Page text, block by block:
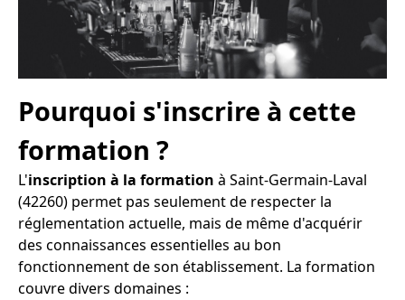
Pourquoi s'inscrire à cette
formation ?
L'inscription à la formation à Saint-Germain-Laval
(42260) permet pas seulement de respecter la
réglementation actuelle, mais de même d'acquérir
des connaissances essentielles au bon
fonctionnement de son établissement. La formation
couvre divers domaines :